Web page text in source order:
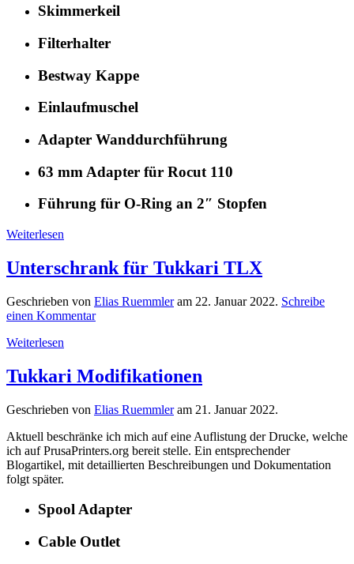
Skimmerkeil
Filterhalter
Bestway Kappe
Einlaufmuschel
Adapter Wanddurchführung
63 mm Adapter für Rocut 110
Führung für O-Ring an 2″ Stopfen
Weiterlesen
Unterschrank für Tukkari TLX
Geschrieben von Elias Ruemmleram 22. Januar 2022. Schreibe
einen Kommentar
Weiterlesen
Tukkari Modifikationen
Geschrieben von Elias Ruemmleram 21. Januar 2022.
Aktuell beschränke ich mich auf eine Auflistung der Drucke, welche
ich auf PrusaPrinters.org bereit stelle. Ein entsprechender
Blogartikel, mit detaillierten Beschreibungen und Dokumentation
folgt später.
Spool Adapter
Cable Outlet